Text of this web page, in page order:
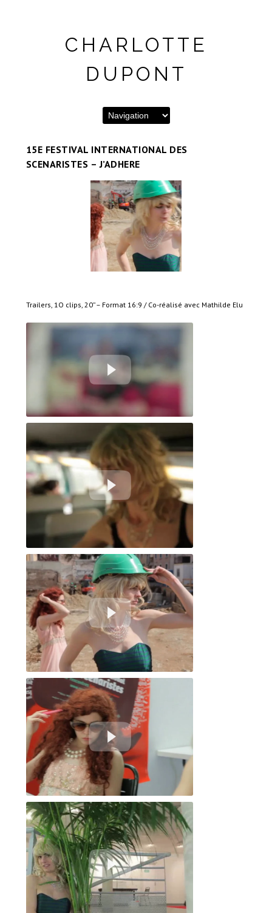
CHARLOTTE
DUPONT
15E FESTIVAL INTERNATIONAL DES
SCENARISTES – J’ADHERE
Trailers, 1O clips, 20’’ – Format 16:9 / Co-réalisé avec Mathilde Elu
J'adhère - Inter. Jour 1 #2
J'adhère - Inter. Jour 1 #1
J'adhère - Exter. Jour 2 #1
J'adhère - Inter. Jour 2 #2